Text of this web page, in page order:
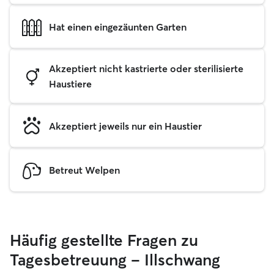
Hat einen eingezäunten Garten
Akzeptiert nicht kastrierte oder sterilisierte
Haustiere
Akzeptiert jeweils nur ein Haustier
Betreut Welpen
Häufig gestellte Fragen zu
Tagesbetreuung – Illschwang